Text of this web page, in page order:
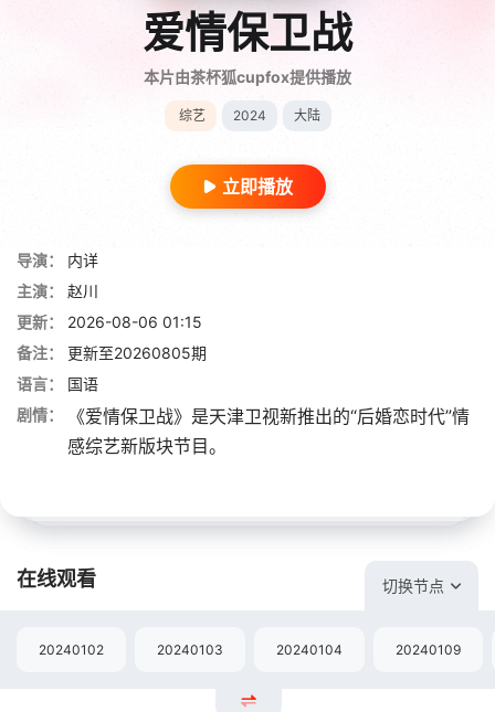
爱情保卫战
本片由茶杯狐cupfox提供播放
综艺 2024 大陆
立即播放
导演：
内详
主演：
赵川
更新：
2026-08-06 01:15
备注：
更新至20260805期
语言：
国语
剧情：
《爱情保卫战》是天津卫视新推出的“后婚恋时代”情
感综艺新版块节目。
在线观看 切换节点
20240102 20240103 20240104 20240109